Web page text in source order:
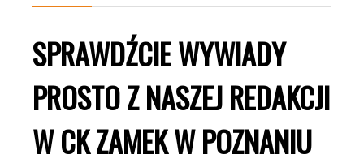
SPRAWDŹCIE WYWIADY
PROSTO Z NASZEJ REDAKCJI
W CK ZAMEK W POZNANIU